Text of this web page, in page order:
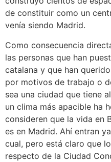
de constituir como un
venía siendo Madrid.
Como consecuencia
las personas que han
catalana y que han
por motivos de trabajo o
sea una ciudad que tiene
un clima más apacible ha
consideren que la vida en
es en Madrid. Ahí entran
cual, pero está claro que
respecto de la Ciudad